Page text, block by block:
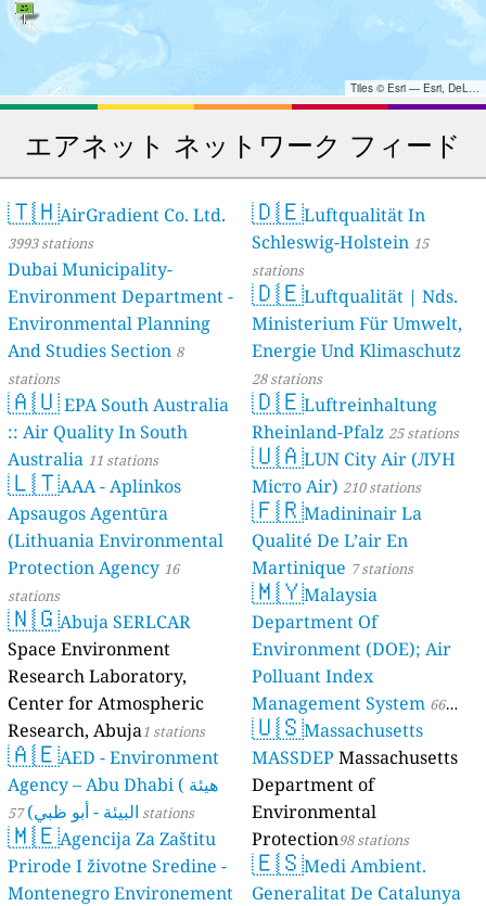
Tiles © Esri — Esri, DeLorme, NAVTEQ, TomTom, Intermap, iPC, USGS, FAO, NPS, NRCAN, GeoBase, Kadaster NL, Ordnance Survey, Esri Japan, METI, Esri China (Hong Kong), and the GIS User Community
エアネット ネットワーク フィード
🇹🇭AirGradient Co. Ltd.
3993 stations
Dubai Municipality-
Environment Department -
Environmental Planning
And Studies Section 8
stations
🇦🇺EPA South Australia
:: Air Quality In South
Australia 11 stations
🇱🇹AAA - Aplinkos
Apsaugos Agentūra
(Lithuania Environmental
Protection Agency 16
stations
🇳🇬Abuja SERLCAR
Space Environment
Research Laboratory,
Center for Atmospheric
Research, Abuja1 stations
🇦🇪AED - Environment
Agency – Abu Dhabi ( هيئة
البيئة - أبو ظبي) 57 stations
🇲🇪Agencija Za Zaštitu
Prirode I životne Sredine -
Montenegro Environement
🇩🇪Luftqualität In
Schleswig-Holstein 15
stations
🇩🇪Luftqualität | Nds.
Ministerium Für Umwelt,
Energie Und Klimaschutz
28 stations
🇩🇪Luftreinhaltung
Rheinland-Pfalz 25 stations
🇺🇦LUN City Air (ЛУН
Місто Air) 210 stations
🇫🇷Madininair La
Qualité De L’air En
Martinique 7 stations
🇲🇾Malaysia
Department Of
Environment (DOE); Air
Polluant Index
Management System 66
stations
🇺🇸Massachusetts
MASSDEP Massachusetts
Department of
Environmental
Protection98 stations
🇪🇸Medi Ambient.
Generalitat De Catalunya